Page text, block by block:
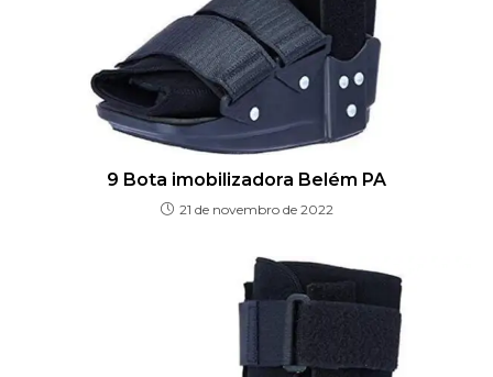
9 Bota imobilizadora Belém PA
21 de novembro de 2022